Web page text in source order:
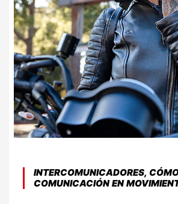
INTERCOMUNICADORES,
COMUNICACIÓN EN